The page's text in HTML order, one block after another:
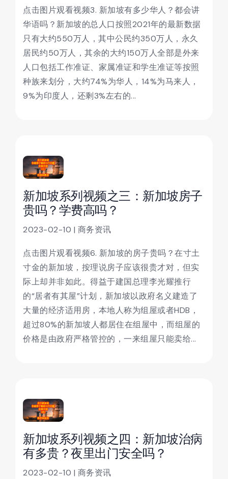
点击图片观看视频3. 新加坡有多少华人？都会讲
华语吗？新加坡的总人口按照2021年的最新数据
只有大约550万人，其中公民约350万人，永久
居民约50万人，其余的大约150万人全部是外来
人口包括工作准证、家属准证和学生准证等按照
种族来划分，大约74%为华人，14%为马来人，
9%为印度人，还剩3%左右的...
新加坡系列视频之三：新加坡房子
贵吗？学费高吗？
2023-02-10 | 商务资讯
点击图片观看视频6. 新加坡的房子贵吗？在寸土
寸金的新加坡，按理说房子应该很贵才对，但实
际上却并非如此。得益于建国总理李光耀推行
的“居者有其屋”计划，新加坡以政府名义建造了
大量的经济适用房，本地人称为组屋或者HDB，
超过80%的新加坡人都居住在组屋中，而组屋的
价格是由政府严格管控的，一来组屋只能卖给...
新加坡系列视频之四：新加坡治病
有多贵？夜里出门安全吗？
2023-02-10 | 商务资讯